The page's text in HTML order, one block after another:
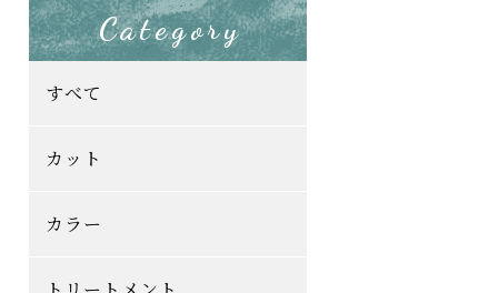
Category
すべて
カット
カラー